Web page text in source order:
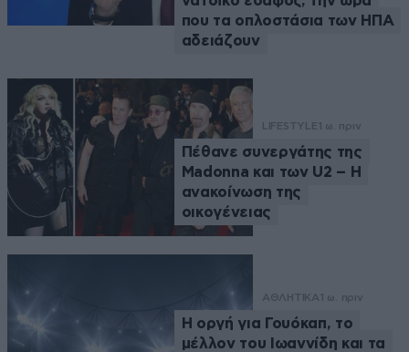
που τα οπλοστάσια των ΗΠΑ
αδειάζουν
LIFESTYLE 1 ω. πριν
Πέθανε συνεργάτης της
Madonna και των U2 – Η
ανακοίνωση της
οικογένειας
ΑΘΛΗΤΙΚΑ 1 ω. πριν
Η οργή για Γουόκαπ, το
μέλλον του Ιωαννίδη και τα